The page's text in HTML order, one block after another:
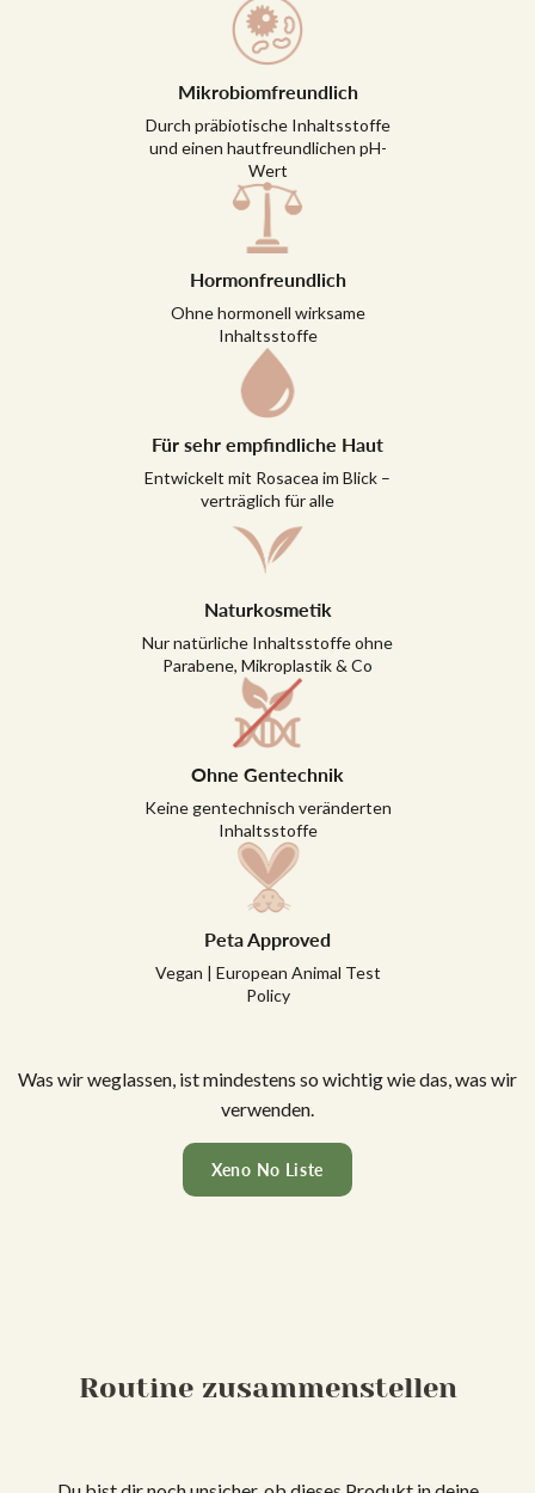
Mikrobiomfreundlich
Durch präbiotische Inhaltsstoffe
und einen hautfreundlichen pH-
Wert
Hormonfreundlich
Ohne hormonell wirksame
Inhaltsstoffe
Für sehr empfindliche Haut
Entwickelt mit Rosacea im Blick –
verträglich für alle
Naturkosmetik
Nur natürliche Inhaltsstoffe ohne
Parabene, Mikroplastik & Co
Ohne Gentechnik
Keine gentechnisch veränderten
Inhaltsstoffe
Peta Approved
Vegan | European Animal Test
Policy
Was wir weglassen, ist mindestens so wichtig wie das, was wir
verwenden.
Xeno No Liste
Routine zusammenstellen